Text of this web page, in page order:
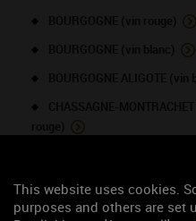
CHASSAGNE-
blanc)
This website uses cookies.
purposes and others are set